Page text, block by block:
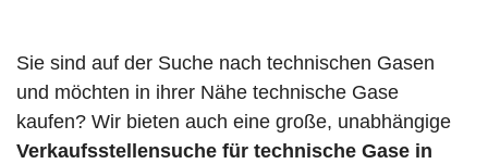
Sie sind auf der Suche nach technischen Gasen
und möchten in ihrer Nähe technische Gase
kaufen? Wir bieten auch eine große, unabhängige
Verkaufsstellensuche für technische Gase in